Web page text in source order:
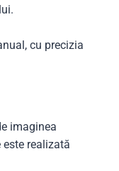
cu precizia
imaginea
este realizată